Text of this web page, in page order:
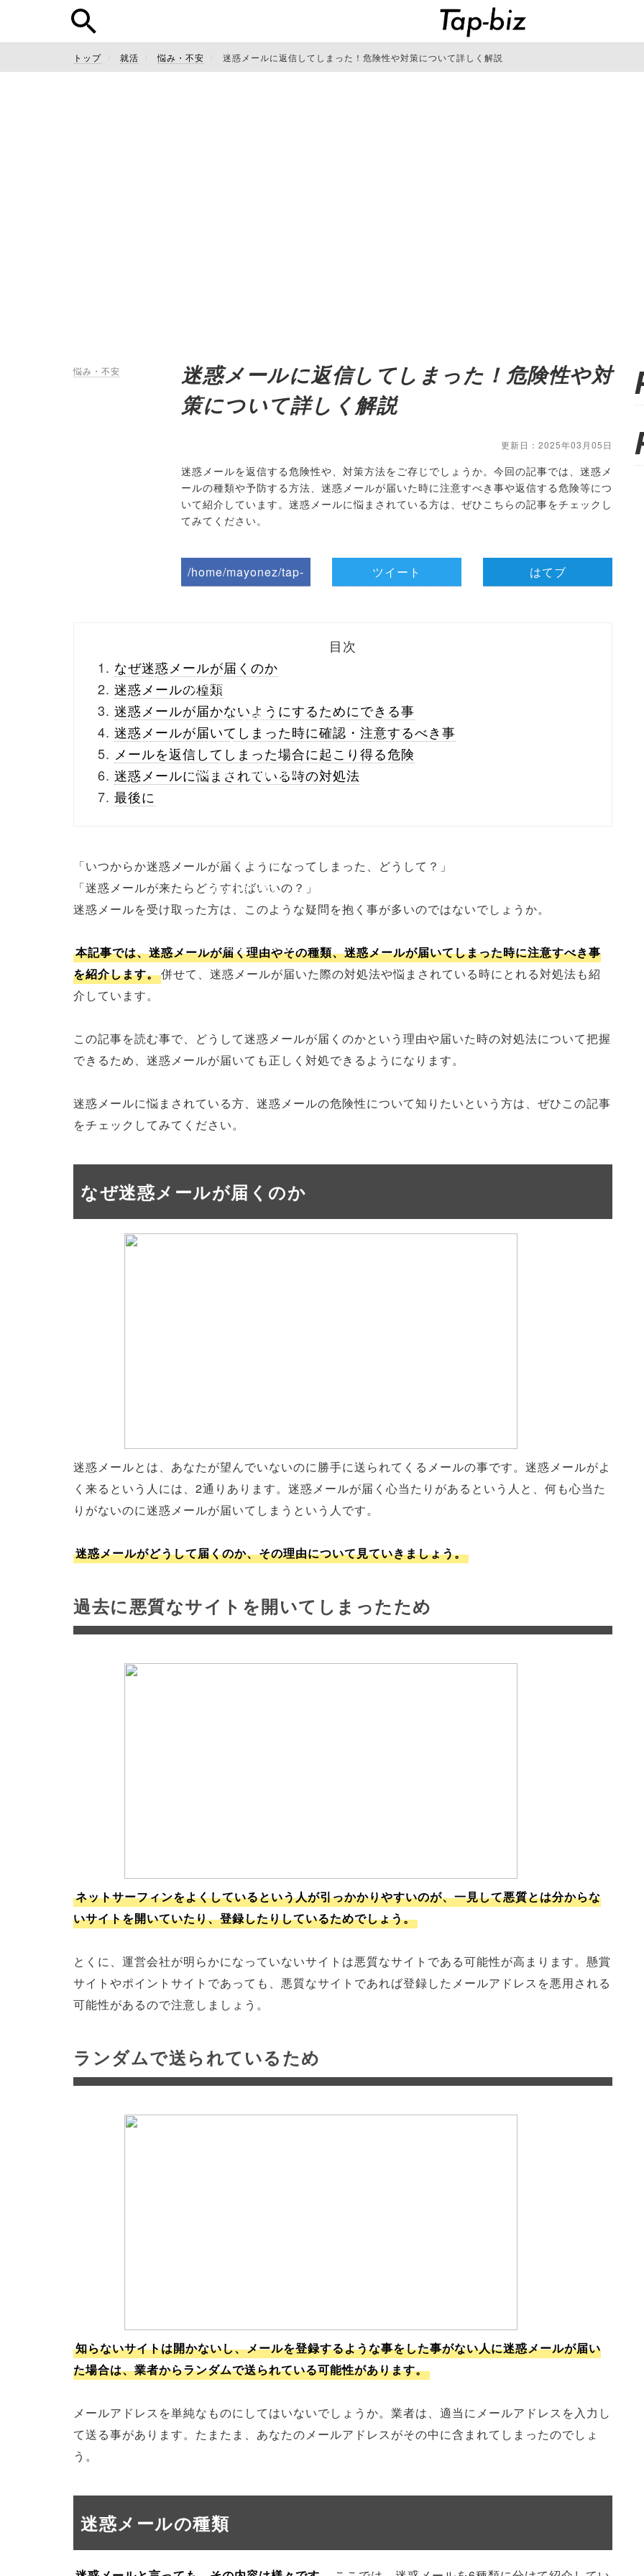
トップ 就活 悩み・不安 迷惑メールに返信してしまった！危険性や対策について詳しく解説
悩み・不安
迷惑メールに返信してしまった！危険性や対
策について詳しく解説
更新日：2025年03月05日
迷惑メールを返信する危険性や、対策方法をご存じでしょうか。今回の記事では、迷惑メ
ールの種類や予防する方法、迷惑メールが届いた時に注意すべき事や返信する危険等につ
いて紹介しています。迷惑メールに悩まされている方は、ぜひこちらの記事をチェックし
てみてください。
/home/mayonez/tap-
buttons.php on line
/1133667"
onclick="window.open
(this.href, 'Gwindow',
menubar=no,
toolbar=no,
scrollbars=yes');
return false;"> シェア
ツイート はてブ
目次
なぜ迷惑メールが届くのか
迷惑メールの種類
迷惑メールが届かないようにするためにできる事
迷惑メールが届いてしまった時に確認・注意するべき事
メールを返信してしまった場合に起こり得る危険
迷惑メールに悩まされている時の対処法
最後に
「いつからか迷惑メールが届くようになってしまった、どうして？」
「迷惑メールが来たらどうすればいいの？」
迷惑メールを受け取った方は、このような疑問を抱く事が多いのではないでしょうか。
本記事では、迷惑メールが届く理由やその種類、迷惑メールが届いてしまった時に注意すべき事
を紹介します。併せて、迷惑メールが届いた際の対処法や悩まされている時にとれる対処法も紹
介しています。
この記事を読む事で、どうして迷惑メールが届くのかという理由や届いた時の対処法について把握
できるため、迷惑メールが届いても正しく対処できるようになります。
迷惑メールに悩まされている方、迷惑メールの危険性について知りたいという方は、ぜひこの記事
をチェックしてみてください。
なぜ迷惑メールが届くのか
迷惑メールとは、あなたが望んでいないのに勝手に送られてくるメールの事です。迷惑メールがよ
く来るという人には、2通りあります。迷惑メールが届く心当たりがあるという人と、何も心当た
りがないのに迷惑メールが届いてしまうという人です。
迷惑メールがどうして届くのか、その理由について見ていきましょう。
過去に悪質なサイトを開いてしまったため
ネットサーフィンをよくしているという人が引っかかりやすいのが、一見して悪質とは分からな
いサイトを開いていたり、登録したりしているためでしょう。
とくに、運営会社が明らかになっていないサイトは悪質なサイトである可能性が高まります。懸賞
サイトやポイントサイトであっても、悪質なサイトであれば登録したメールアドレスを悪用される
可能性があるので注意しましょう。
ランダムで送られているため
知らないサイトは開かないし、メールを登録するような事をした事がない人に迷惑メールが届い
た場合は、業者からランダムで送られている可能性があります。
メールアドレスを単純なものにしてはいないでしょうか。業者は、適当にメールアドレスを入力し
て送る事があります。たまたま、あなたのメールアドレスがその中に含まれてしまったのでしょ
う。
迷惑メールの種類